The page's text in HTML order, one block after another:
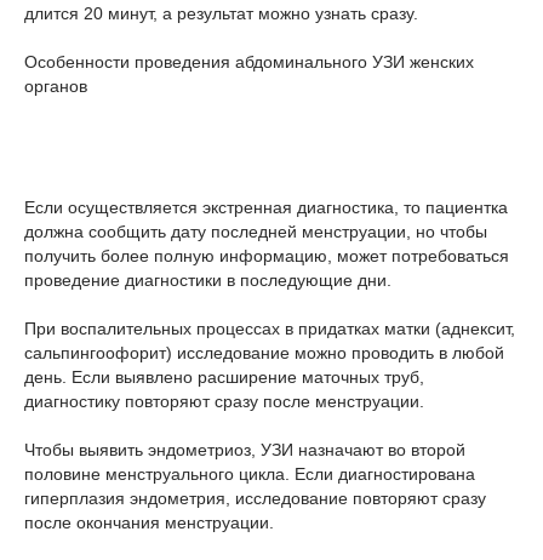
длится 20 минут, а результат можно узнать сразу.
Особенности проведения абдоминального УЗИ женских
органов
Если осуществляется экстренная диагностика, то пациентка
должна сообщить дату последней менструации, но чтобы
получить более полную информацию, может потребоваться
проведение диагностики в последующие дни.
При воспалительных процессах в придатках матки (аднексит,
сальпингоофорит) исследование можно проводить в любой
день. Если выявлено расширение маточных труб,
диагностику повторяют сразу после менструации.
Чтобы выявить эндометриоз, УЗИ назначают во второй
половине менструального цикла. Если диагностирована
гиперплазия эндометрия, исследование повторяют сразу
после окончания менструации.